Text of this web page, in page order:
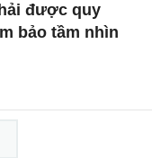
được quy
bảo tầm nhìn